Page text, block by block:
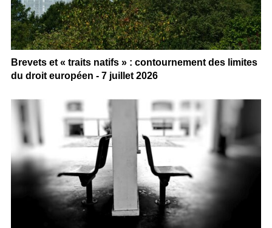
Brevets et « traits natifs » : contournement des limites
du droit européen - 7 juillet 2026